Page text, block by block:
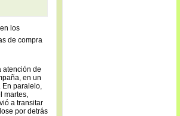
los
de compra
atención de
en un
En paralelo,
martes,
a transitar
por detrás